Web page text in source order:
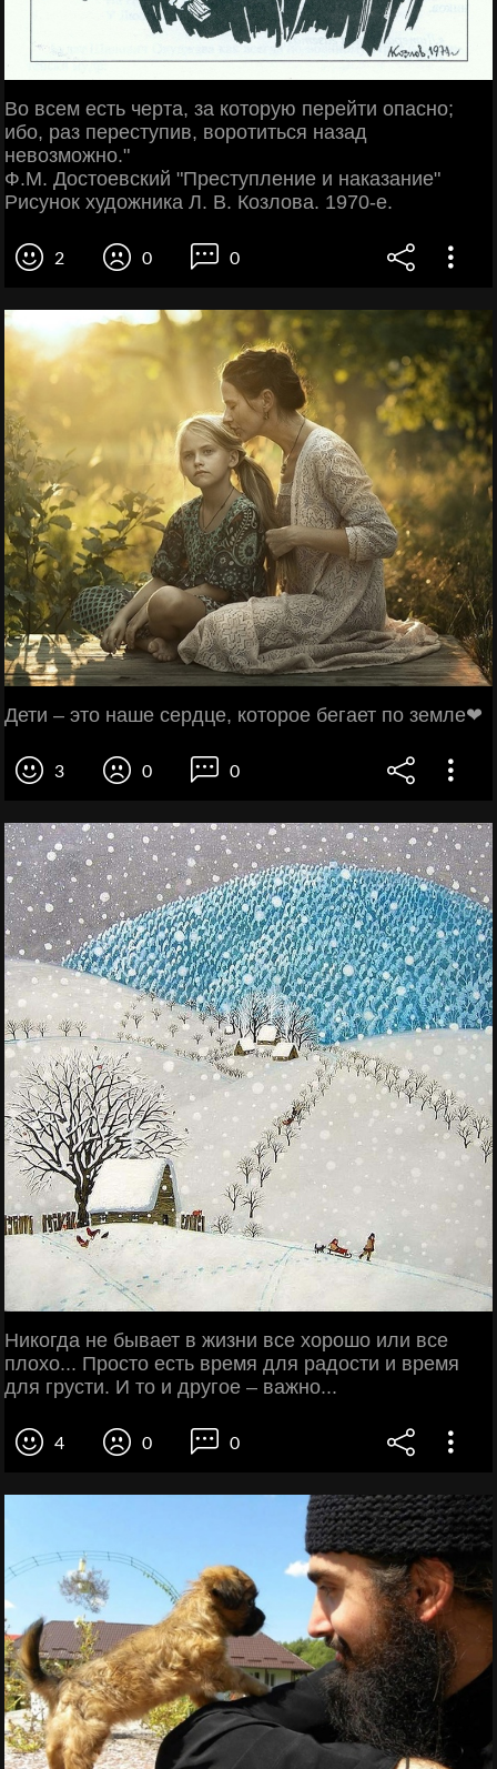
Во всем есть черта, за которую перейти опасно;
ибо, раз переступив, воротиться назад
невозможно."
Ф.М. Достоевский "Преступление и наказание"
Рисунок художника Л. В. Козлова. 1970-е.
2 0 0
Дети – это наше сердце, которое бегает по земле❤
3 0 0
Никогда не бывает в жизни все хорошо или все
плохо... Просто есть время для радости и время
для грусти. И то и другое – важно...
4 0 0